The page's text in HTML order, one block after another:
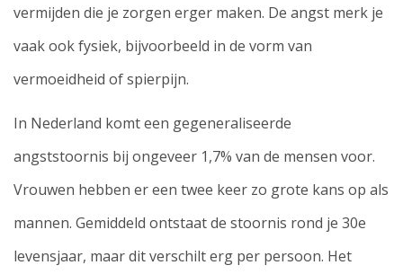
vermijden die je zorgen erger maken. De angst merk je
vaak ook fysiek, bijvoorbeeld in de vorm van
vermoeidheid of spierpijn.
In Nederland komt een gegeneraliseerde
angststoornis bij ongeveer 1,7% van de mensen voor.
Vrouwen hebben er een twee keer zo grote kans op als
mannen. Gemiddeld ontstaat de stoornis rond je 30e
levensjaar, maar dit verschilt erg per persoon. Het